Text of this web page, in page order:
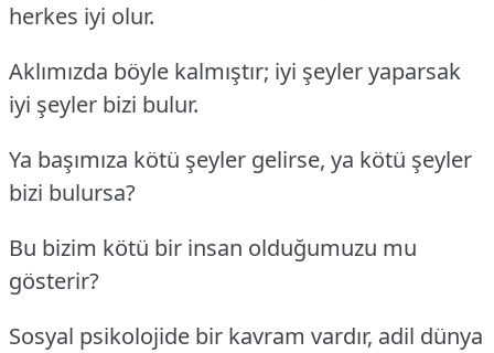
herkes iyi olur.
Aklımızda böyle kalmıştır; iyi şeyler yaparsak
iyi şeyler bizi bulur.
Ya başımıza kötü şeyler gelirse, ya kötü şeyler
bizi bulursa?
Bu bizim kötü bir insan olduğumuzu mu
gösterir?
Sosyal psikolojide bir kavram vardır, adil dünya